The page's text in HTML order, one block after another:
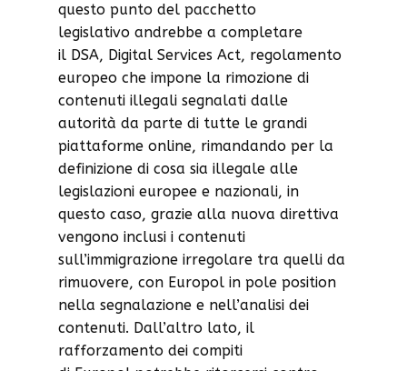
questo punto del pacchetto
legislativo andrebbe a completare
il DSA, Digital Services Act, regolamento
europeo che impone la rimozione di
contenuti illegali segnalati dalle
autorità da parte di tutte le grandi
piattaforme online, rimandando per la
definizione di cosa sia illegale alle
legislazioni europee e nazionali, in
questo caso, grazie alla nuova direttiva
vengono inclusi i contenuti
sull’immigrazione irregolare tra quelli da
rimuovere, con Europol in pole position
nella segnalazione e nell’analisi dei
contenuti. Dall’altro lato, il
rafforzamento dei compiti